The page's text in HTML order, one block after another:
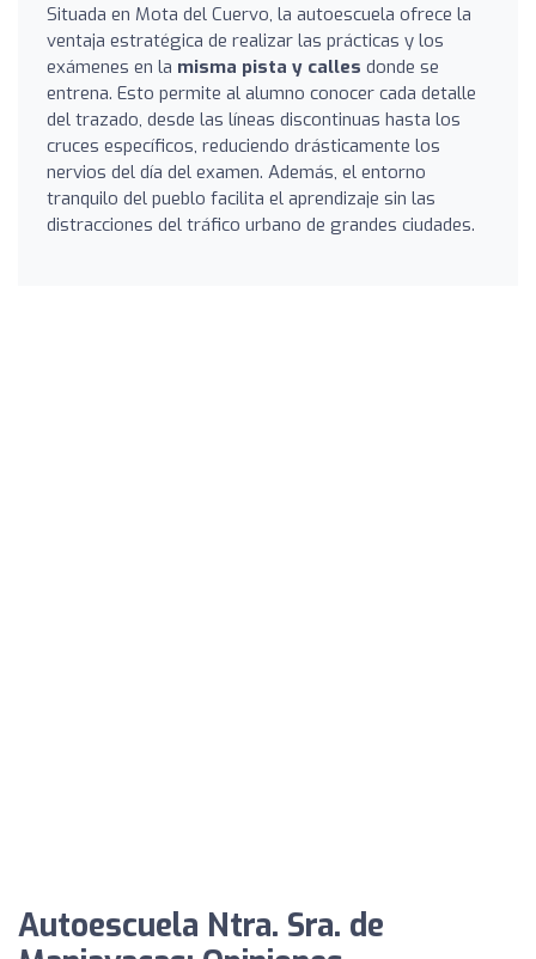
Situada en Mota del Cuervo, la autoescuela ofrece la
ventaja estratégica de realizar las prácticas y los
exámenes en la misma pista y calles donde se
entrena. Esto permite al alumno conocer cada detalle
del trazado, desde las líneas discontinuas hasta los
cruces específicos, reduciendo drásticamente los
nervios del día del examen. Además, el entorno
tranquilo del pueblo facilita el aprendizaje sin las
distracciones del tráfico urbano de grandes ciudades.
Autoescuela Ntra. Sra. de